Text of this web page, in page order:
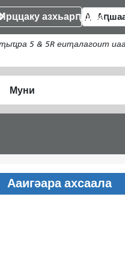
Ирццаку азхьарԥшқәа
5 & 5R еиҭалагоит
Ааигәара ахсаала